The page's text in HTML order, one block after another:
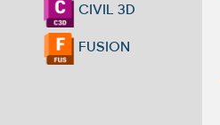
CIVIL 3D
FUSION